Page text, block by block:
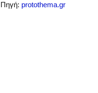
Πηγή: protothema.gr